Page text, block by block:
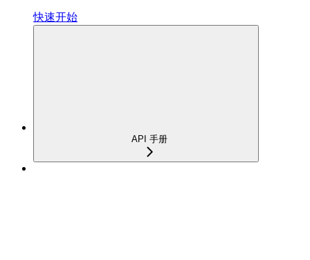
快速开始
API 手册